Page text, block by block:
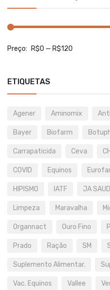
Preço: R$0 — R$120
ETIQUETAS
Agener Aminomix
Bayer Biofarm
Carrapaticida Ceva
COVID Equinos
HIPISMO IATF JA
Limpeza Maravalha
Organnact Ouro Fino
Prado Ração SM
Suplemento Alimentar.
Vac. Equinos Vallee